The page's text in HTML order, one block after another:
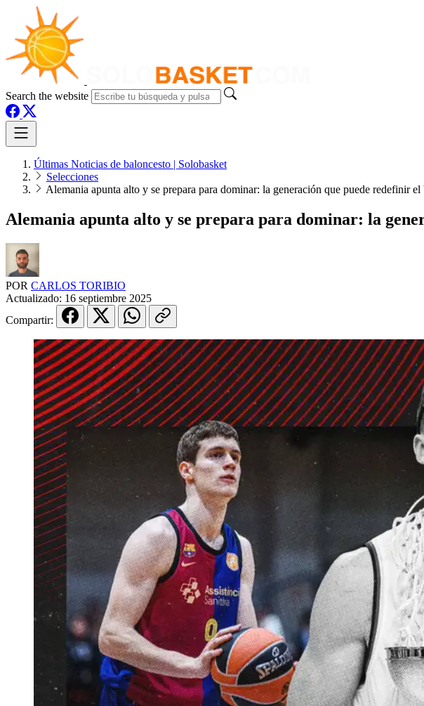
Search the website
Últimas Noticias de baloncesto | Solobasket
Selecciones
Alemania apunta alto y se prepara para dominar: la generación que puede redefinir el
Alemania apunta alto y se prepara para dominar: la
POR CARLOS TORIBIO
Actualizado: 16 septiembre 2025
Compartir: